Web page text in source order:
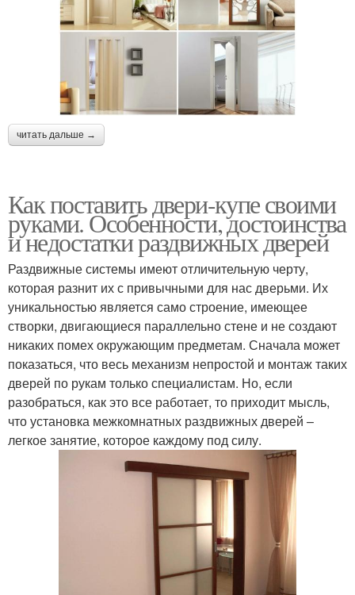
читать дальше →
Как поставить двери-купе своими
руками. Особенности, достоинства
и недостатки раздвижных дверей
Раздвижные системы имеют отличительную черту,
которая разнит их с привычными для нас дверьми. Их
уникальностью является само строение, имеющее
створки, двигающиеся параллельно стене и не создают
никаких помех окружающим предметам. Сначала может
показаться, что весь механизм непростой и монтаж таких
дверей по рукам только специалистам. Но, если
разобраться, как это все работает, то приходит мысль,
что установка межкомнатных раздвижных дверей –
легкое занятие, которое каждому под силу.